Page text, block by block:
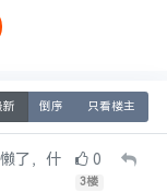
私信联系站长 进
.低俗、变态、血
新 倒序 只看楼主
了，什
0
3楼